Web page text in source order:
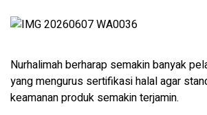
Nurhalimah berharap semakin banyak
yang mengurus sertifikasi halal agar
keamanan produk semakin terjamin.